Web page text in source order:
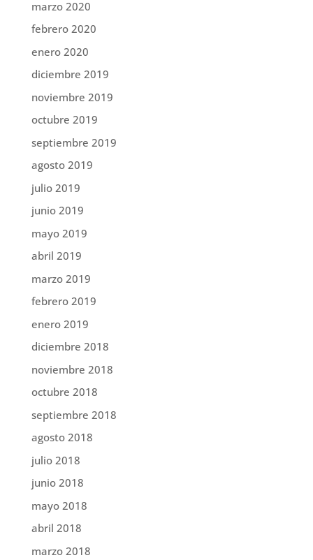
marzo 2020
febrero 2020
enero 2020
diciembre 2019
noviembre 2019
octubre 2019
septiembre 2019
agosto 2019
julio 2019
junio 2019
mayo 2019
abril 2019
marzo 2019
febrero 2019
enero 2019
diciembre 2018
noviembre 2018
octubre 2018
septiembre 2018
agosto 2018
julio 2018
junio 2018
mayo 2018
abril 2018
marzo 2018